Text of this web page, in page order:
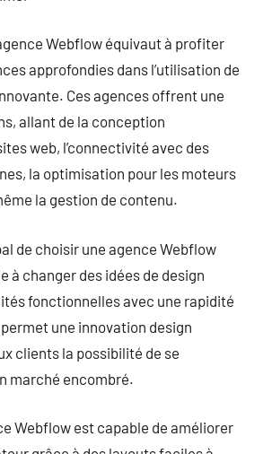
Webflow équivaut à profiter
approfondies dans l’utilisation de
Ces agences offrent une
allant de la conception
web, l’connectivité avec des
la optimisation pour les moteurs
la gestion de contenu.
de choisir une agence Webflow
à changer des idées de design
fonctionnelles avec une rapidité
une innovation design
clients la possibilité de se
marché encombré.
Webflow est capable de améliorer